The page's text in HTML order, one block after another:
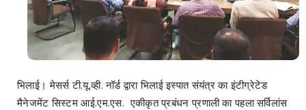
भिलाई। मेसर्स टी.यू.व्ही. नॉर्ड द्वारा भिलाई इस्पात संयंत्र का इंटीग्रेटेड
मैनेजमेंट सिस्टम आई.एम.एस. एकीकृत प्रबंधन प्रणाली का पहला सर्विलांस